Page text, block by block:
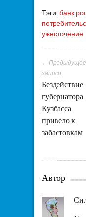
Тэги: банк
ужесточение
← Предыдущее
записи
Бездействие
губернатора
Кузбасса
привело к
забастовкам
Автор